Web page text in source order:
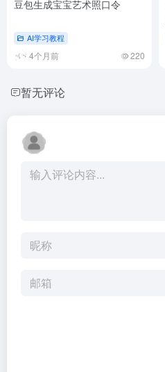
豆包生成宝宝艺术照口令
AI学习教程
4个月前 220
暂无评论